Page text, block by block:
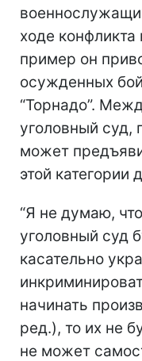
ходе
пример он
осужденных
“Торнадо”.
уголовный суд,
может
этой категории
“Я не думаю,
уголовный суд
касательно
начинать
ред.), то их не
не может